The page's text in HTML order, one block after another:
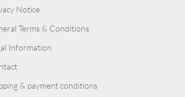
Notice
Terms & Conditions
Information
& payment conditions